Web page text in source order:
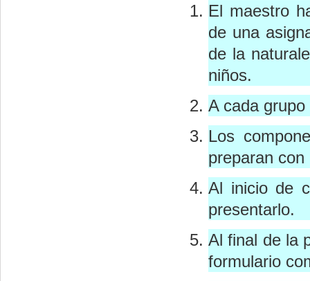
El maestro
de una
de la
niños.
A cada
Los
preparan
Al inicio de
presentarlo.
Al final de la
formulario